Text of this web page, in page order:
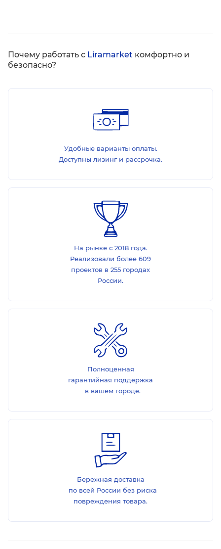
Почему работать с Liramarket комфортно и
безопасно?
Удобные варианты оплаты.
Доступны лизинг и рассрочка.
На рынке с 2018 года.
Реализовали более 609
проектов в 255 городах
России.
Полноценная
гарантийная поддержка
в вашем городе.
Бережная доставка
по всей России без риска
повреждения товара.